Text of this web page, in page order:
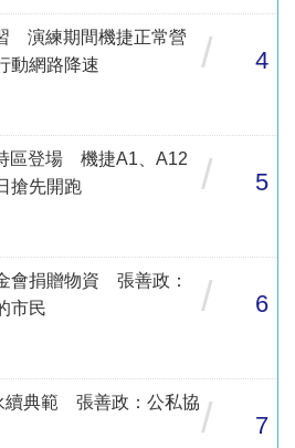
演練期間機捷正常營
動網路降速
/ 4
區登場 機捷A1、A12
搶先開跑
/ 5
會捐贈物資 張善政：
市民
/ 6
續典範 張善政：公私協/ 7